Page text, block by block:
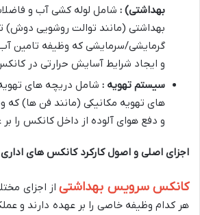
بهداشتی) : شامل لوله کشی آب و
بهداشتی (مانند توالت روشویی دوش)
گرمایشی/سرمایشی که وظیفه تامین
و ایجاد شرایط آسایش حرارتی در
سیستم تهویه : شامل دریچه های
های تهویه مکانیکی (مانند فن ها) که
و دفع هوای آلوده از داخل کانکس را بر
اجزای اصلی و اصول کارکرد کانکس های
کانکس سرویس بهداشتیاز اجزای
هر کدام وظیفه خاصی را بر عهده دارند و